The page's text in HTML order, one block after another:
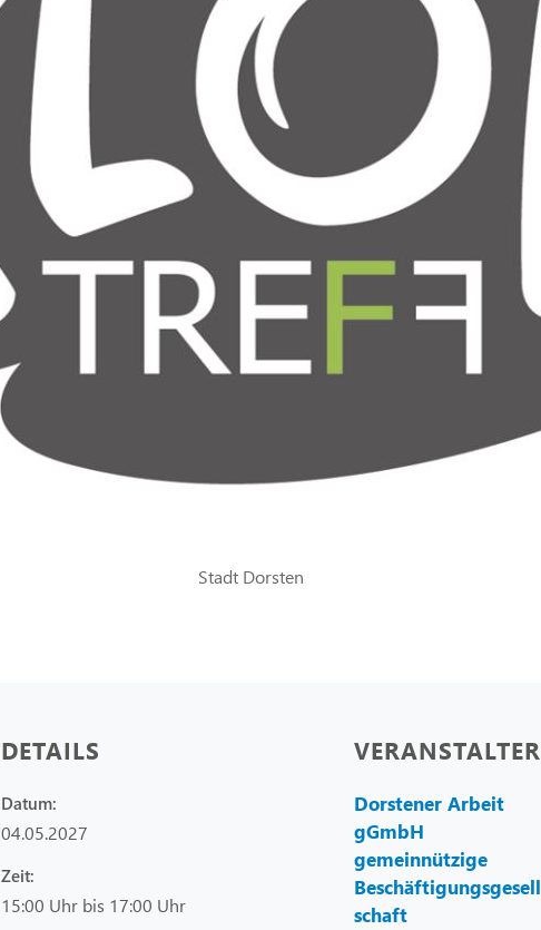
Stadt Dorsten
DETAILS
Datum:
04.05.2027
Zeit:
15:00 Uhr bis 17:00 Uhr
VERANSTALTER
Dorstener Arbeit
gGmbH
gemeinnützige
Beschäftigungsgesell
schaft